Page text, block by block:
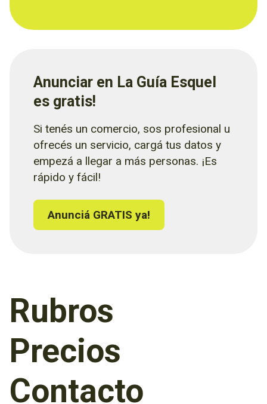
Anunciar en La Guía Esquel
es gratis!
Si tenés un comercio, sos profesional u
ofrecés un servicio, cargá tus datos y
empezá a llegar a más personas. ¡Es
rápido y fácil!
Anunciá GRATIS ya!
Rubros
Precios
Contacto